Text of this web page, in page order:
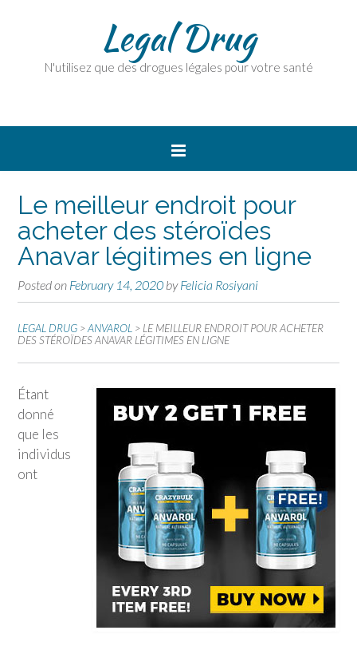
Legal Drug
N'utilisez que des drogues légales pour votre santé
Le meilleur endroit pour
acheter des stéroïdes
Anavar légitimes en ligne
Posted on February 14, 2020 byFelicia Rosiyani
LEGAL DRUG >ANVAROL > LE MEILLEUR ENDROIT POUR ACHETER
DES STÉROÏDES ANAVAR LÉGITIMES EN LIGNE
Étant
donné
que les
individus
ont